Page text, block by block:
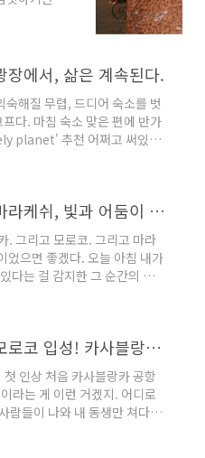
은 대도시
만족스러
라케쉬의
릴없이 거
좋지만 마
, 바로 쿠투
볼 필요 없
어디에서나
있는 건축물
높아서 우
. 왜, 파리
에서, 삶은 계속된다.
해질 무렵, 드디어 숙소를 벗
다. 마침 숙소 맞은 편에 반가
planet' 추천 어쩌고 써있는
들어갔다. 근데 왠일? 완전 꽃
.ㅡ 참, 음식도 정말 싸고 맛있
에는 사람들이 바쁘게 오가고
른 아침 분위기에 비해 이곳은
. 이..
모로코 무작정 여행 (3) - 마라케쉬, 빛과 어둠이 어우러진 숙소 안에서
. 그리고 모로코. 그리고 마라
었으면 좋겠다. 오늘 아침 내가
다는 걸 감지한 그 순간의 당
바가지 택시와 낯선 발걸음
으로 살아가고 있는 마라케쉬
케쉬의 어느 숙소에 힘겹게 짐
어렴풋히 떠올랐다. Central
모로코 무작정 여행 (2) - 모로코 입성! 카사블랑카에서 마라케쉬로
인상 처음 카사블랑카 공항
라는 게 이런 거겠지. 어디로
람들이 나와 내 동생만 쳐다보
기차타기 도전. 카사블랑카